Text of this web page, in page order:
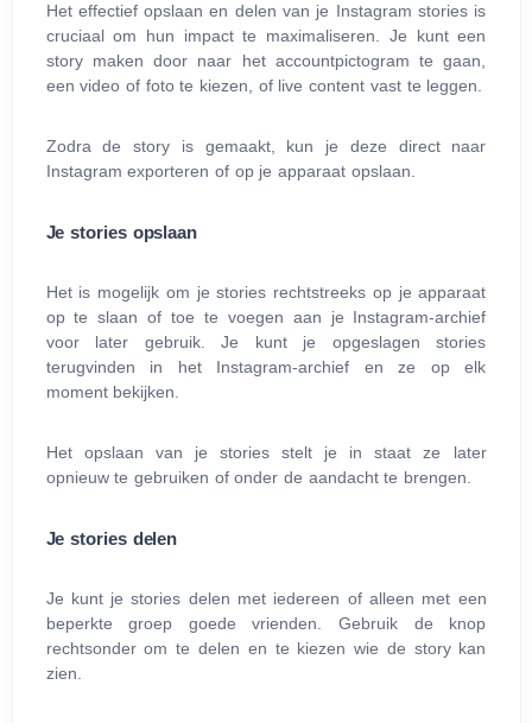
Het effectief opslaan en delen van je Instagram stories is
cruciaal om hun impact te maximaliseren. Je kunt een
story maken door naar het accountpictogram te gaan,
een video of foto te kiezen, of live content vast te leggen.
Zodra de story is gemaakt, kun je deze direct naar
Instagram exporteren of op je apparaat opslaan.
Je stories opslaan
Het is mogelijk om je stories rechtstreeks op je apparaat
op te slaan of toe te voegen aan je Instagram-archief
voor later gebruik. Je kunt je opgeslagen stories
terugvinden in het Instagram-archief en ze op elk
moment bekijken.
Het opslaan van je stories stelt je in staat ze later
opnieuw te gebruiken of onder de aandacht te brengen.
Je stories delen
Je kunt je stories delen met iedereen of alleen met een
beperkte groep goede vrienden. Gebruik de knop
rechtsonder om te delen en te kiezen wie de story kan
zien.